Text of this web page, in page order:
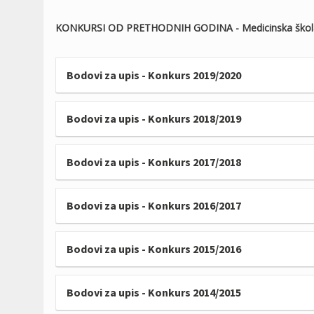
KONKURSI OD PRETHODNIH GODINA - Medicinska
Bodovi za upis - Konkurs 2019/2020
Bodovi za upis - Konkurs 2018/2019
Bodovi za upis - Konkurs 2017/2018
Bodovi za upis - Konkurs 2016/2017
Bodovi za upis - Konkurs 2015/2016
Bodovi za upis - Konkurs 2014/2015